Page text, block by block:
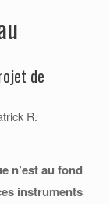
de
R.
n’est au fond
instruments